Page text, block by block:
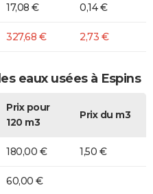
17,08 € 0,14 €
327,68 € 2,73 €
eaux usées à Espins
Prix pour
120 m3
Prix du m3
180,00 € 1,50 €
60,00 €